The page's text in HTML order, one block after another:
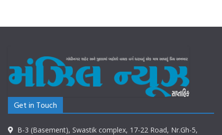
Get in Touch
B-3 (Basement), Swastik complex, 17-22 Road, Nr.Gh-5,